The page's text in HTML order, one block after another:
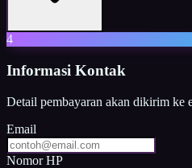
4
Informasi Kontak
Detail pembayaran akan dikirim ke
Email
Nomor HP